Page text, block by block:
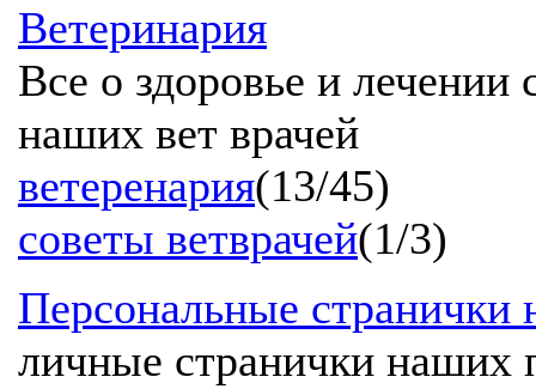
Ветеринария
Все о здоровье и лечении
наших вет врачей
ветеренария(13/45)
советы ветврачей(1/3)
Персональные
личные странички наших